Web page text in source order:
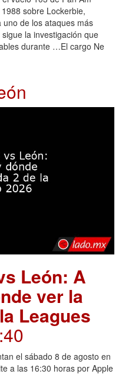
sobre Lockerbie,
de los ataques más
la investigación que
durante …El cargo Ne
León: A
ver la
Leagues
el sábado 8 de agosto en
a las 16:30 horas por Apple